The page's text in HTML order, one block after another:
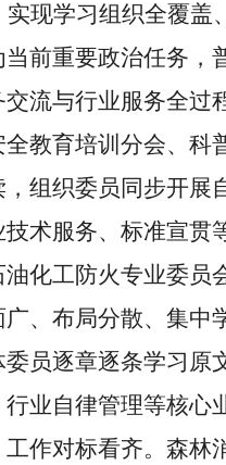
现学习组织全覆
前重要政治任务，
流与行业服务全过
教育培训分会、
组织委员同步开展
术服务、标准宣贯
化工防火专业委员
、布局分散、集中
员逐章逐条学习原
业自律管理等核心
作对标看齐。森林